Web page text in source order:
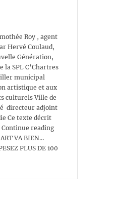
Roy , agent
Hervé Coulaud,
Génération,
la SPL C’Chartres
municipal
artistique et aux
culturels Ville de
directeur adjoint
Ce texte décrit
reading
VA BIEN…
PLUS DE 100